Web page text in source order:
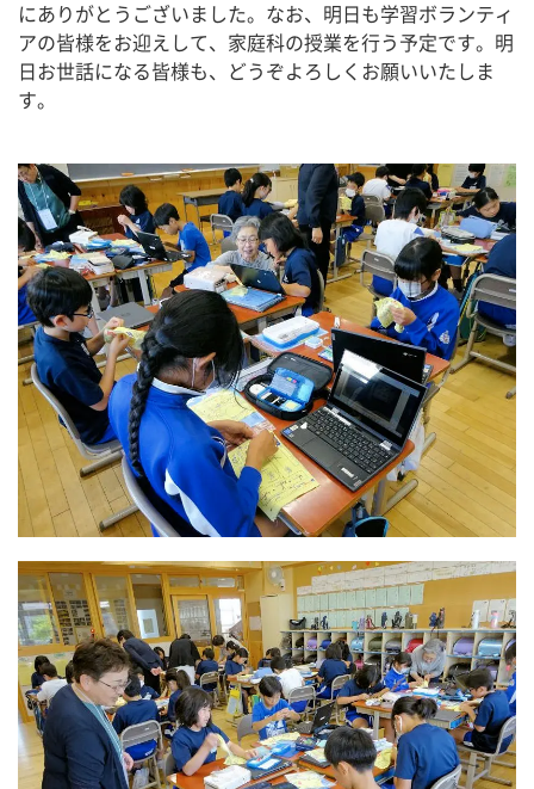
にありがとうございました。なお、明日も学習ボランティ
アの皆様をお迎えして、家庭科の授業を行う予定です。明
日お世話になる皆様も、どうぞよろしくお願いいたしま
す。